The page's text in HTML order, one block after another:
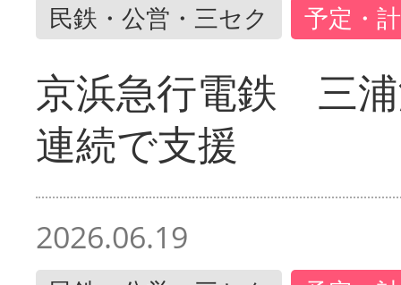
民鉄・公営・三セク 予定・
京浜急行電鉄 三
連続で支援
2026.06.19